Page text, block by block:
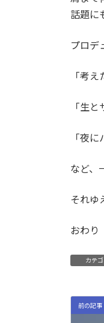
話題に
プロデ
「考
「生
「夜
など、
それゆ
おわり
カテ
前の記事